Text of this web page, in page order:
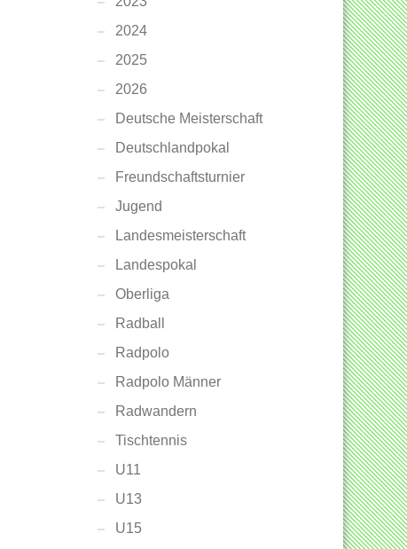
2024
2025
2026
Deutsche Meisterschaft
Deutschlandpokal
Freundschaftsturnier
Jugend
Landesmeisterschaft
Landespokal
Oberliga
Radball
Radpolo
Radpolo Männer
Radwandern
Tischtennis
U11
U13
U15